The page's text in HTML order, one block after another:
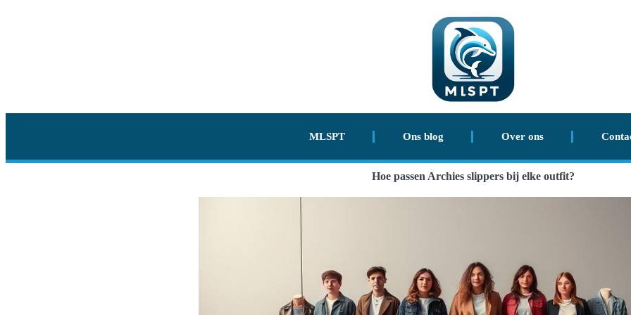
MLSPT Ons blog Over ons
Hoe passen Archies slippers bij elke outfit?